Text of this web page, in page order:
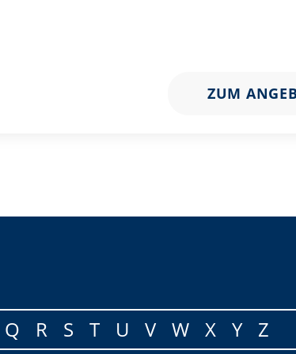
ZUM
Q R S T U V W X Y Z